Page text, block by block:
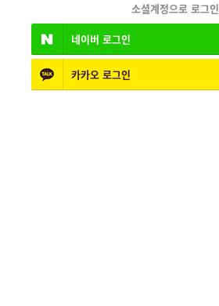
소셜계정으로 로그인
네이버 로그인
카카오 로그인